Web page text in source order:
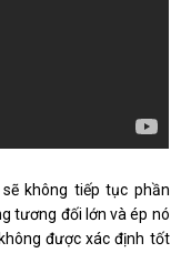
không tiếp tục phần
tương đối lớn và ép nó
được xác định tốt